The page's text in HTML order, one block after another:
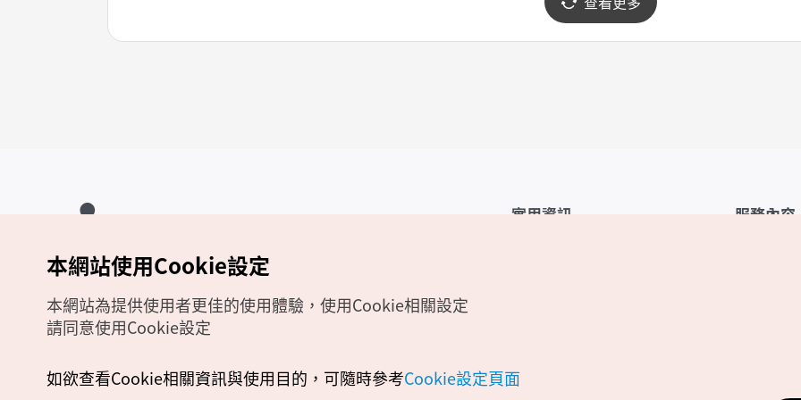
實用資訊 服務內容
位置資訊
Copyrights (c) 韓國觀光公社版權所有
如有相關疑問或建議，歡迎來信至官方信箱
本網站使用Cookie設定
本網站為提供使用者更佳的使用體驗，使用Cookie相關設定
請同意使用Cookie設定
如欲查看Cookie相關資訊與使用目的，可隨時參考Cookie設定頁面